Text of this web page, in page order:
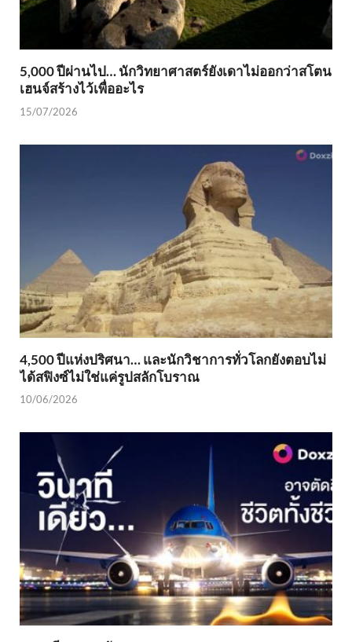
5,000 ปีผ่านไป… นักวิทยาศาสตร์ยังเดาไม่ออกว่าสโตน
เฮนจ์สร้างไว้เพื่ออะไร
15/07/2026
4,500 ปีแห่งปริศนา… และนักวิชาการทั่วโลกยังตอบไม่
ได้สฟิงซ์ไม่ใช่แค่รูปสลักโบราณ
10/06/2026